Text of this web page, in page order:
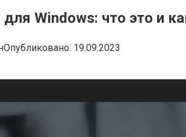
Windows: что это и
Опубликовано: 19.09.2023